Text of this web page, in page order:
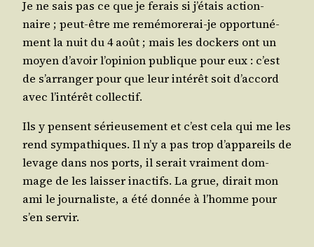
Je ne sais pas ce que je ferais si j’étais action­
naire ; peut-être me remé­mo­re­rai-je oppor­tu­né­
ment la nuit du 4 août ; mais les dockers ont un
moyen d’avoir l’opinion publique pour eux : c’est
de s’arranger pour que leur inté­rêt soit d’accord
avec l’intérêt collectif.
Ils y pensent sérieu­se­ment et c’est cela qui me les
rend sym­pa­thiques. Il n’y a pas trop d’appareils de
levage dans nos ports, il serait vrai­ment dom­
mage de les lais­ser inac­tifs. La grue, dirait mon
ami le jour­na­liste, a été don­née à l’homme pour
s’en servir.